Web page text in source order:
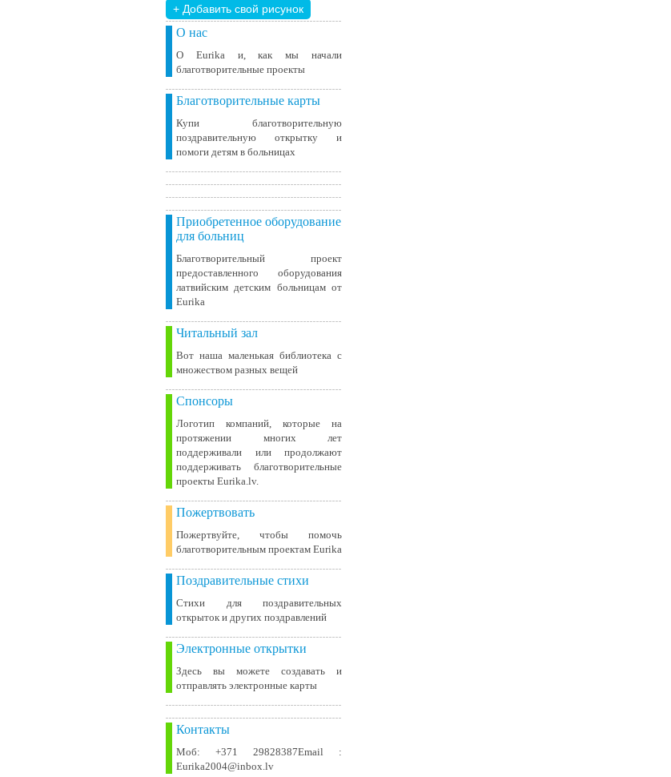
+ Добавить свой ​​рисунок
О нас
О Eurika и, как мы начали
благотворительные проекты
Благотворительные карты
Купи благотворительную
поздравительную открытку и
помоги детям в больницах
Приобретенное оборудование
для больниц
Благотворительный проект
предоставленного оборудования
латвийским детским больницам от
Eurika
Читальный зал
Вот наша маленькая библиотека c
множеством разных вещей
Спонсоры
Логотип компаний, которые на
протяжении многих лет
поддерживали или продолжают
поддерживать благотворительные
проекты Eurika.lv.
Пожертвовать
Пожертвуйте, чтобы помочь
благотворительным проектам Eurika
Поздравительные стихи
Стихи для поздравительных
открыток и других поздравлений
Электронные открытки
Здесь вы можете создавать и
отправлять электронные карты
Контакты
Моб: +371 29828387Email :
Eurika2004@inbox.lv